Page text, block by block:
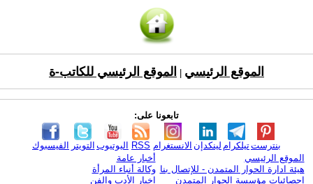
الموقع الرئيسي الموقع الرئيسي للكاتب-ة
تابعونا على:
الفيسبوك التويتر اليوتيوب RSS الانستغرام لينكدإن تيلكرامبنترست
الموقع الرئيسي
هيئة ادارة الحوار المتمدن - للإتصال بنا
إحصائيات مؤسسة الحوار المتمدن
أخبار عامة
وكالة أنباء المرأة
اخبار الأدب والفن